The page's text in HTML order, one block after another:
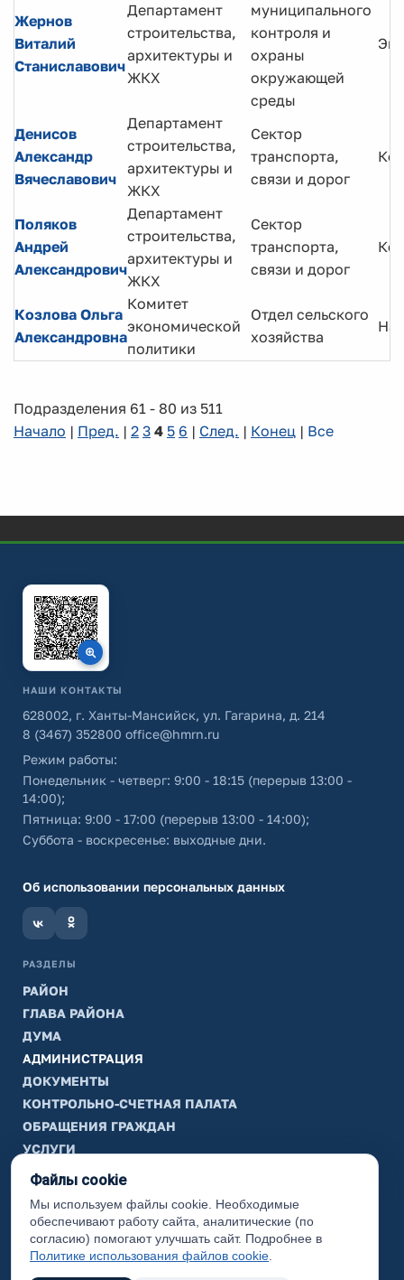
Жернов
Виталий
Станиславович
Департамент
строительства,
архитектуры и
ЖКХ
муниципального
контроля и
охраны
окружающей
среды
Денисов
Александр
Вячеславович
Департамент
строительства,
архитектуры и
ЖКХ
Сектор
транспорта,
связи и дорог
Поляков
Андрей
Александрович
Департамент
строительства,
архитектуры и
ЖКХ
Сектор
транспорта,
связи и дорог
Козлова Ольга
Александровна
Комитет
экономической
политики
Отдел сельского
хозяйства
Подразделения 61 - 80 из 511
Начало | Пред. | 2 3 4 5 6 | След. | Конец | Все
НАШИ КОНТАКТЫ
628002, г. Ханты-Мансийск, ул. Гагарина, д. 214
8 (3467) 352800 office@hmrn.ru
Режим работы:
Понедельник - четверг: 9:00 - 18:15 (перерыв 13:00 -
14:00);
Пятница: 9:00 - 17:00 (перерыв 13:00 - 14:00);
Суббота - воскресенье: выходные дни.
Об использовании персональных данных
РАЗДЕЛЫ
РАЙОН
ГЛАВА РАЙОНА
ДУМА
АДМИНИСТРАЦИЯ
ДОКУМЕНТЫ
КОНТРОЛЬНО-СЧЕТНАЯ ПАЛАТА
ОБРАЩЕНИЯ ГРАЖДАН
УСЛУГИ
ТИК
ИНФОРМАЦИЯ
Законодательная карта
Карта сайта
Файлы cookie
Мы используем файлы cookie. Необходимые
обеспечивают работу сайта, аналитические (по
согласию) помогают улучшать сайт. Подробнее в
Политике использования файлов cookie